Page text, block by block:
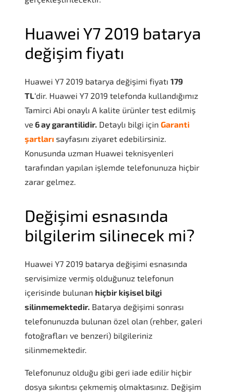
Huawei Y7 2019 batarya
değişim fiyatı
Huawei Y7 2019 batarya değişimi fiyatı 179
TL‘dir. Huawei Y7 2019 telefonda kullandığımız
Tamirci Abi onaylı A kalite ürünler test edilmiş
ve 6 ay garantilidir. Detaylı bilgi için Garanti
şartları sayfasını ziyaret edebilirsiniz.
Konusunda uzman Huawei teknisyenleri
tarafından yapılan işlemde telefonunuza hiçbir
zarar gelmez.
Değişimi esnasında
bilgilerim silinecek mi?
Huawei Y7 2019 batarya değişimi esnasında
servisimize vermiş olduğunuz telefonun
içerisinde bulunan hiçbir kişisel bilgi
silinmemektedir. Batarya değişimi sonrası
telefonunuzda bulunan özel olan (rehber, galeri
fotoğrafları ve benzeri) bilgileriniz
silinmemektedir.
Telefonunuz olduğu gibi geri iade edilir hiçbir
dosya sıkıntısı çekmemiş olmaktasınız. Değişim